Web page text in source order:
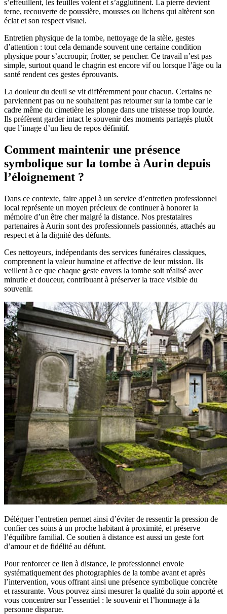
s’effeuillent, les feuilles volent et s’agglutinent. La pierre devient
terne, recouverte de poussière, mousses ou lichens qui altèrent son
éclat et son respect visuel.
Entretien physique de la tombe, nettoyage de la stèle, gestes
d’attention : tout cela demande souvent une certaine condition
physique pour s’accroupir, frotter, se pencher. Ce travail n’est pas
simple, surtout quand le chagrin est encore vif ou lorsque l’âge ou la
santé rendent ces gestes éprouvants.
La douleur du deuil se vit différemment pour chacun. Certains ne
parviennent pas ou ne souhaitent pas retourner sur la tombe car le
cadre même du cimetière les plonge dans une tristesse trop lourde.
Ils préfèrent garder intact le souvenir des moments partagés plutôt
que l’image d’un lieu de repos définitif.
Comment maintenir une présence
symbolique sur la tombe à Aurin depuis
l’éloignement ?
Dans ce contexte, faire appel à un service d’entretien professionnel
local représente un moyen précieux de continuer à honorer la
mémoire d’un être cher malgré la distance. Nos prestataires
partenaires à Aurin sont des professionnels passionnés, attachés au
respect et à la dignité des défunts.
Ces nettoyeurs, indépendants des services funéraires classiques,
comprennent la valeur humaine et affective de leur mission. Ils
veillent à ce que chaque geste envers la tombe soit réalisé avec
minutie et douceur, contribuant à préserver la trace visible du
souvenir.
Déléguer l’entretien permet ainsi d’éviter de ressentir la pression de
confier ces soins à un proche habitant à proximité, et préserve
l’équilibre familial. Ce soutien à distance est aussi un geste fort
d’amour et de fidélité au défunt.
Pour renforcer ce lien à distance, le professionnel envoie
systématiquement des photographies de la tombe avant et après
l’intervention, vous offrant ainsi une présence symbolique concrète
et rassurante. Vous pouvez ainsi mesurer la qualité du soin apporté et
vous concentrer sur l’essentiel : le souvenir et l’hommage à la
personne disparue.